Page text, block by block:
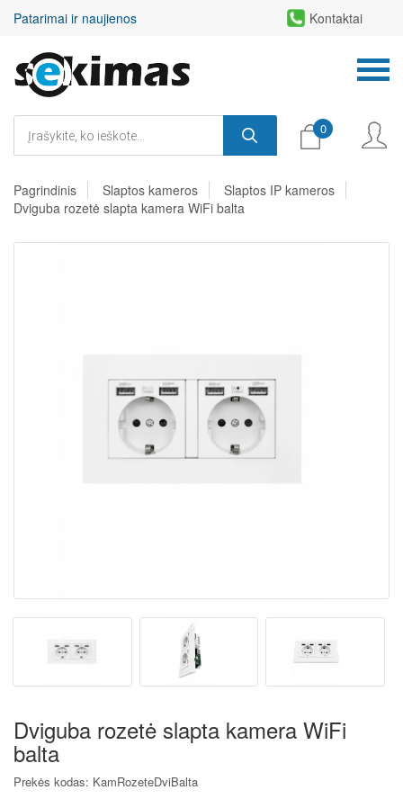
Kontaktai
Patarimai ir naujienos
0
Pagrindinis Slaptos kameros
Slaptos IP kameros
Dviguba rozetė slapta kamera WiFi balta
Dviguba rozetė slapta kamera WiFi
balta
Prekės kodas: KamRozeteDviBalta